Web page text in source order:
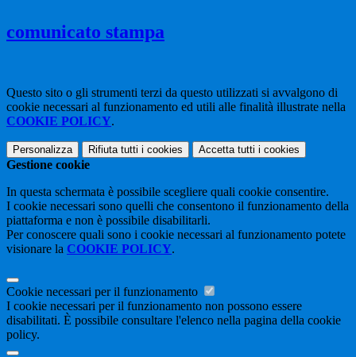
comunicato stampa
Questo sito o gli strumenti terzi da questo utilizzati si avvalgono di
cookie necessari al funzionamento ed utili alle finalità illustrate nella
COOKIE POLICY.
Personalizza Rifiuta tutti i cookies Accetta tutti i cookies
Gestione cookie
In questa schermata è possibile scegliere quali cookie consentire.
I cookie necessari sono quelli che consentono il funzionamento della
piattaforma e non è possibile disabilitarli.
Per conoscere quali sono i cookie necessari al funzionamento potete
visionare la COOKIE POLICY.
Cookie necessari per il funzionamento
I cookie necessari per il funzionamento non possono essere
disabilitati. È possibile consultare l'elenco nella pagina della cookie
policy.